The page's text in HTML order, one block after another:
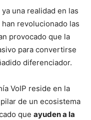
una realidad en las
revolucionado las
provocado que la
para convertirse
diferenciador.
VoIP reside en la
de un ecosistema
que ayuden a la